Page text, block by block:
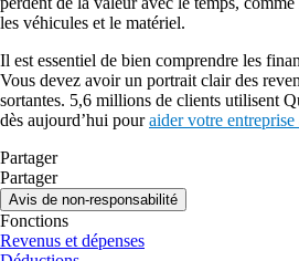
les véhicules et le matériel.
Il est essentiel de bien comprendre les
Vous devez avoir un portrait clair des
sortantes. 5,6 millions de clients utilisent
dès aujourd’hui pouraider votre entreprise
Partager
Partager
Avis de non-responsabilité
Fonctions
Revenus et dépenses